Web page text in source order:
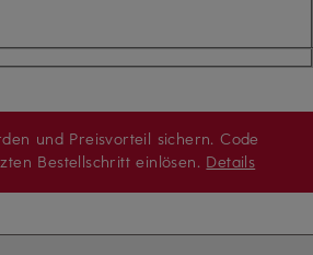
und Preisvorteil sichern. Code
Bestellschritt einlösen. Details